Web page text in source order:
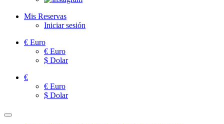
Mis Reservas
Iniciar sesión
€ Euro
€ Euro
$ Dolar
€
€ Euro
$ Dolar